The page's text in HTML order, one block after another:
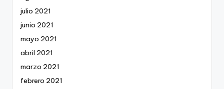
julio 2021
junio 2021
mayo 2021
abril 2021
marzo 2021
febrero 2021